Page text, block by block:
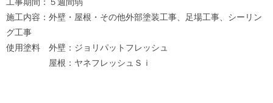
施工内容：外壁・屋根・その他外部塗装工事、足場工事、シーリン
グ工事
使用塗料 外壁：ジョリパットフレッシュ
屋根：ヤネフレッシュＳｉ